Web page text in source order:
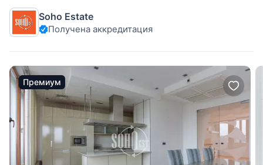
возведены межкомнатные перегородки. Виды из окон на 3
стороны света: МГУ, Сити, центр. Потолки 4 метра.Жилой
Комплекс Фамильный дом Воробьево расположен на Юго-
Soho Estate
Получена аккредитация
Премиум